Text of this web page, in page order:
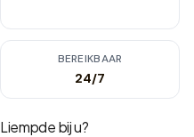
BEREIKBAAR
24/7
Liempdebij u?